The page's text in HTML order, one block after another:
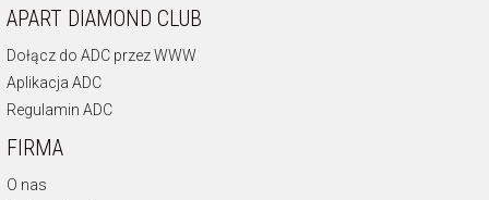
APART DIAMOND CLUB
Dołącz do ADC przez WWW
Aplikacja ADC
Regulamin ADC
FIRMA
O nas